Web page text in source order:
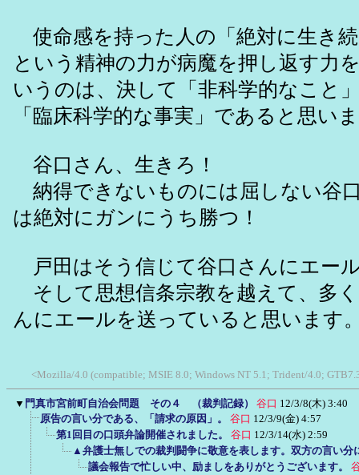
使命感を持った人の「絶対に生き
という精神の力が病魔を押し返す力
いうのは、決して「非科学的なこと
「臨床科学的な事実」であると思い
谷口さん、生きろ！
納得できないものには屈しない谷
は絶対にガンにうち勝つ！
戸田はそう信じて谷口さんにエー
そして思想信条宗教を越えて、多
んにエールを送っていると思います
<Mozilla/4.0 (compatible; MSIE 8.0; Windows NT 5.1; Trident/4.0;
▼ 門真市宮前町自治会問題 その４ （裁判記録） 谷口 12/3/8(木) 3:40
原告の言い分である、「請求の原因」。
谷口 12/3/9(金) 4:57
第1回目の口頭弁論開催されました。
谷口 12/3/14(水) 2:59
▲弁護士無しでの裁判闘争に敬意を表します。双方の言い分
議会報告で忙しい中、励ましをありがとうございます。